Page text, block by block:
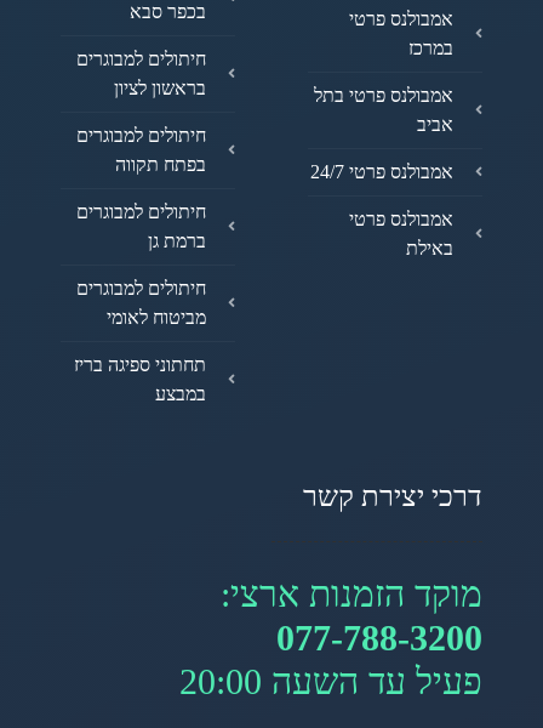
אמבולנס פרטי
במרכז
אמבולנס פרטי בתל
אביב
אמבולנס פרטי 24/7
אמבולנס פרטי
באילת
בכפר סבא
חיתולים למבוגרים
בראשון לציון
חיתולים למבוגרים
בפתח תקווה
חיתולים למבוגרים
ברמת גן
חיתולים למבוגרים
מביטוח לאומי
תחתוני ספיגה בריז
במבצע
דרכי יצירת קשר
מוקד הזמנות ארצי:
077-788-3200
פעיל עד השעה 20:00